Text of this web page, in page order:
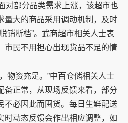
对部分品类需求上涨，该超市也
量大的商品采用调动机制，及时
销断档”。武商超市相关人士表
市民不用担心出现货品不足的情
物资充足。”中百仓储相关人士
备正常，从现场反馈来看，部分
不必因此而囤货。每日生鲜配送
时动态反馈会作出相应调整，如